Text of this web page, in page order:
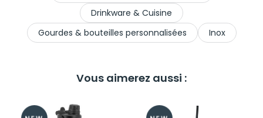
Drinkware & Cuisine
Gourdes & bouteilles personnalisées
Inox
Vous aimerez aussi :